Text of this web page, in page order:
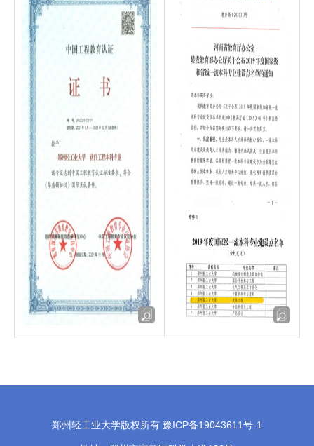
郑州轻工业大学版权所有 豫ICP备19043611号-1